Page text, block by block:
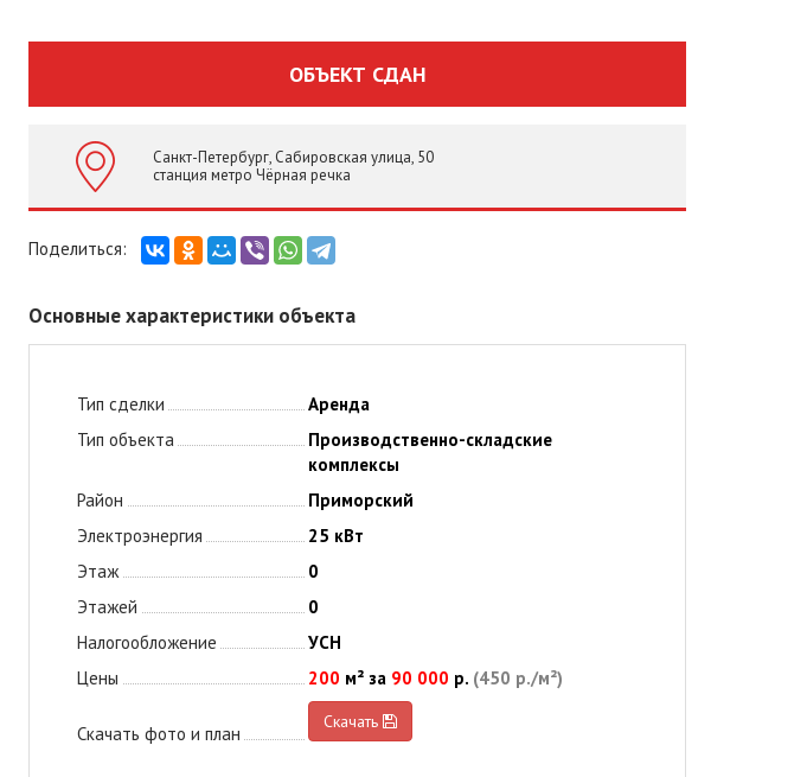
ОБЪЕКТ СДАН
Санкт-Петербург, Сабировская улица, 50
станция метро Чёрная речка
Основные характеристики объекта
Тип сделки
Аренда
Тип объекта
Производственно-складские
комплексы
Район
Приморский
Электроэнергия
25 кВт
Этаж
0
Этажей
0
Налогообложение
УСН
Цены
200 м² за 90 000 р. (450 р./м²)
Скачать фото и план
Скачать